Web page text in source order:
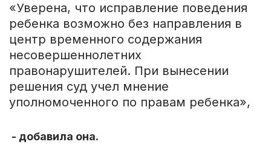
«Уверена, что исправление поведения
ребенка возможно без направления в
центр временного содержания
несовершеннолетних
правонарушителей. При вынесении
решения суд учел мнение
уполномоченного по правам ребенка»,
- добавила она.